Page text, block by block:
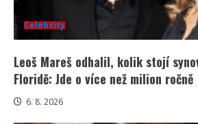
Celebrity
Leoš Mareš odhalil, kolik stojí
Floridě: Jde o více než milion ročně
6. 8. 2026